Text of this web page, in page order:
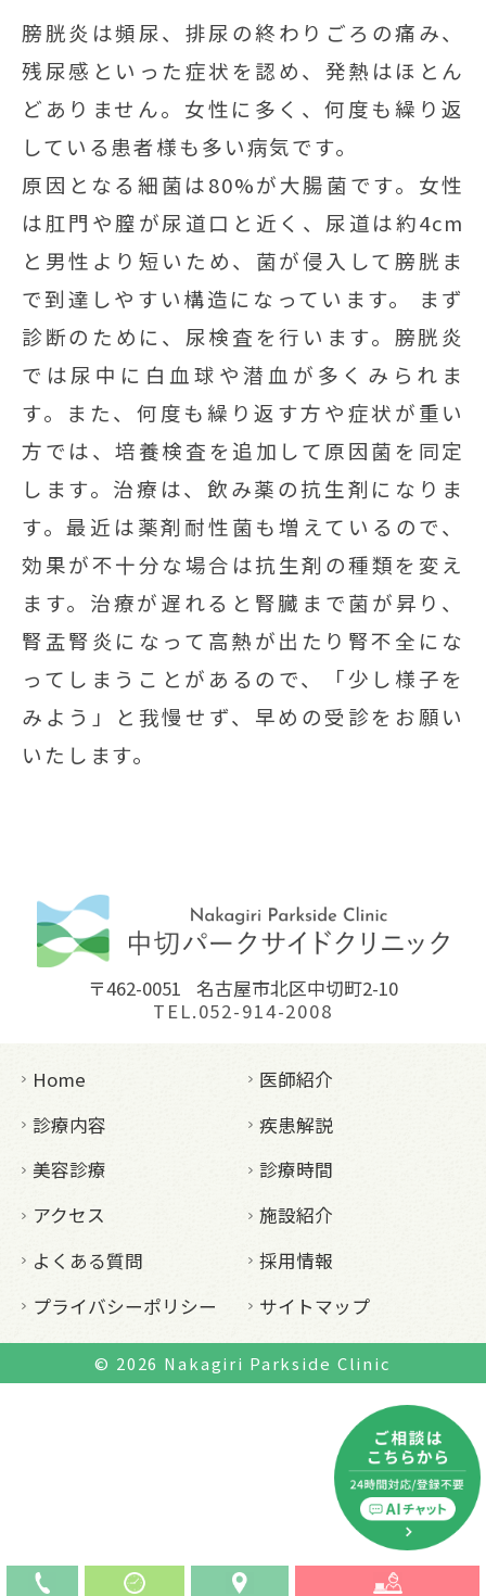
膀胱炎は頻尿、排尿の終わりごろの痛み、
残尿感といった症状を認め、発熱はほとん
どありません。女性に多く、何度も繰り返
している患者様も多い病気です。
原因となる細菌は80%が大腸菌です。女性
は肛門や膣が尿道口と近く、尿道は約4cm
と男性より短いため、菌が侵入して膀胱ま
で到達しやすい構造になっています。 まず
診断のために、尿検査を行います。膀胱炎
では尿中に白血球や潜血が多くみられま
す。また、何度も繰り返す方や症状が重い
方では、培養検査を追加して原因菌を同定
します。治療は、飲み薬の抗生剤になりま
す。最近は薬剤耐性菌も増えているので、
効果が不十分な場合は抗生剤の種類を変え
ます。治療が遅れると腎臓まで菌が昇り、
腎盂腎炎になって高熱が出たり腎不全にな
ってしまうことがあるので、「少し様子を
みよう」と我慢せず、早めの受診をお願い
いたします。
〒462-0051
名古屋市北区中切町2-10
TEL.052-914-2008
Home
医師紹介
診療内容
疾患解説
美容診療
診療時間
アクセス
施設紹介
よくある質問
採用情報
プライバシーポリシー
サイトマップ
© 2026 Nakagiri Parkside Clinic